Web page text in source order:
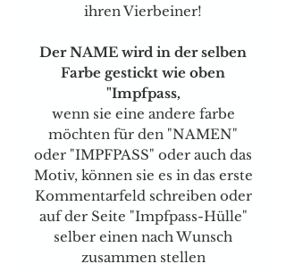
ihren Vierbeiner!
Der NAME wird in der selben
Farbe gestickt wie oben
"Impfpass,
wenn sie eine andere farbe
möchten für den "NAMEN"
oder "IMPFPASS" oder auch das
Motiv, können sie es in das erste
Kommentarfeld schreiben oder
auf der Seite "Impfpass-Hülle"
selber einen nach Wunsch
zusammen stellen